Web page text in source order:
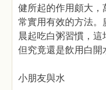
健所起的作用頗大
常實用有效的方法
晨起吃白粥習慣，這
但究竟還是飲用白開
小朋友與水